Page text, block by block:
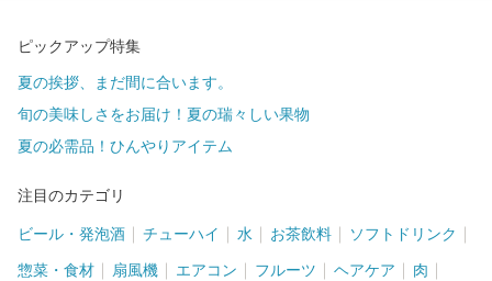
ピックアップ特集
夏の挨拶、まだ間に合います。
旬の美味しさをお届け！夏の瑞々しい果物
夏の必需品！ひんやりアイテム
注目のカテゴリ
ビール・発泡酒 チューハイ 水 お茶飲料 ソフトドリンク
惣菜・食材 扇風機 エアコン フルーツ ヘアケア 肉